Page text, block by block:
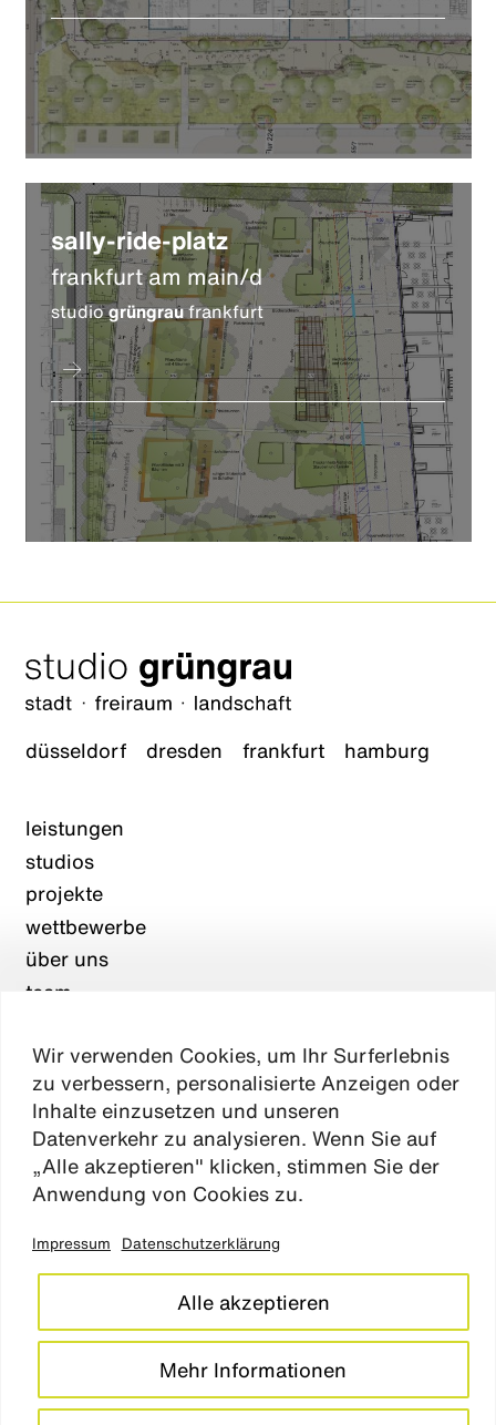
Wir verwenden Cookies, um Ihr Surferlebnis
zu verbessern, personalisierte Anzeigen oder
Inhalte einzusetzen und unseren
Datenverkehr zu analysieren. Wenn Sie auf
„Alle akzeptieren" klicken, stimmen Sie der
Anwendung von Cookies zu.
Impressum Datenschutzerklärung
Mehr Informationen
Alle akzeptieren
sally-ride-platz
frankfurt am main/d
studiogrüngraufrankfurt
düsseldorf dresden frankfurt hamburg
leistungen
studios
projekte
wettbewerbe
über uns
team
aktuelles
kontakt
impressum
datenschutz
cookie einstellungen
barrierefreiheitserklärung